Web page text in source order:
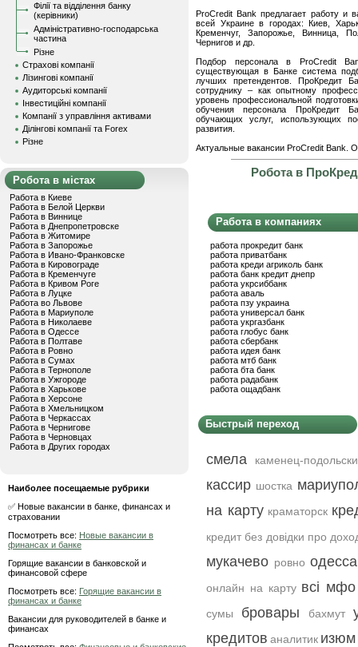
Філії та відділення банку
(керівники)
Адміністративно-господарська
частина
Різне
Страхові компанії
Лізингові компанії
Аудиторські компанії
Інвестиційні компанії
Компанії з управління активами
Ділінгові компанії та Forex
Різне
Робота в містах
Работа в Киеве
Работа в Белой Церкви
Работа в Виннице
Работа в Днепропетровске
Работа в Житомире
Работа в Запорожье
Работа в Ивано-Франковске
Работа в Кировограде
Работа в Кременчуге
Работа в Кривом Роге
Работа в Луцке
Работа во Львове
Работа в Мариуполе
Работа в Николаеве
Работа в Одессе
Работа в Полтаве
Работа в Ровно
Работа в Сумах
Работа в Тернополе
Работа в Ужгороде
Работа в Харькове
Работа в Херсоне
Работа в Хмельницком
Работа в Черкассах
Работа в Чернигове
Работа в Черновцах
Работа в Других городах
Наиболее посещаемые рубрики
✅ Новые вакансии в банке, финансах и
страховании
Посмотреть все: Новые вакансии в
финансах и банке
Горящие вакансии в банковской и
финансовой сфере
Посмотреть все: Горящие вакансии в
финансах и банке
Вакансии для руководителей в банке и
финансах
ProCredit Bank предлагает работу и
всей Украине в городах: Киев,
Кременчуг, Запорожье, Винница,
Чернигов и др.
Подбор персонала в ProCredit
существующая в Банке система
лучших претендентов. ПроКредит
сотруднику – как опытному
уровень профессиональной
обучения персонала ПроКредит
обучающих услуг, использующих
развития.
Актуальные вакансии ProCredit Bank.
Робота в
Работа в компаниях
работа прокредит банк
работа приватбанк
работа креди агриколь банк
работа банк кредит днепр
работа укрсиббанк
работа аваль
работа пзу украина
работа универсал банк
работа укргазбанк
работа глобус банк
работа сбербанк
работа идея банк
работа мтб банк
работа бта банк
работа радабанк
работа ощадбанк
Быстрый переход
смела каменец-
кассир шостка
на карту краматорск
кредит без довідки про
мукачево ровно одесса
онлайн на карту всі мфо
сумы бровары бахмут
кредитов аналитик изюм